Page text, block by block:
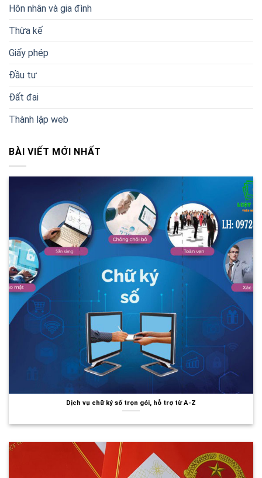
Hôn nhân và gia đình
Thừa kế
Giấy phép
Đầu tư
Đất đai
Thành lập web
BÀI VIẾT MỚI NHẤT
Dịch vụ chữ ký số trọn gói, hỗ trợ từ A-Z